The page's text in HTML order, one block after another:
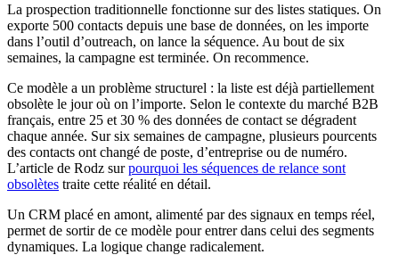
La prospection traditionnelle fonctionne sur des listes statiques. On
exporte 500 contacts depuis une base de données, on les importe
dans l’outil d’outreach, on lance la séquence. Au bout de six
semaines, la campagne est terminée. On recommence.
Ce modèle a un problème structurel : la liste est déjà partiellement
obsolète le jour où on l’importe. Selon le contexte du marché B2B
français, entre 25 et 30 % des données de contact se dégradent
chaque année. Sur six semaines de campagne, plusieurs pourcents
des contacts ont changé de poste, d’entreprise ou de numéro.
L’article de Rodz surpourquoi les séquences de relance sont
obsolètes traite cette réalité en détail.
Un CRM placé en amont, alimenté par des signaux en temps réel,
permet de sortir de ce modèle pour entrer dans celui des segments
dynamiques. La logique change radicalement.